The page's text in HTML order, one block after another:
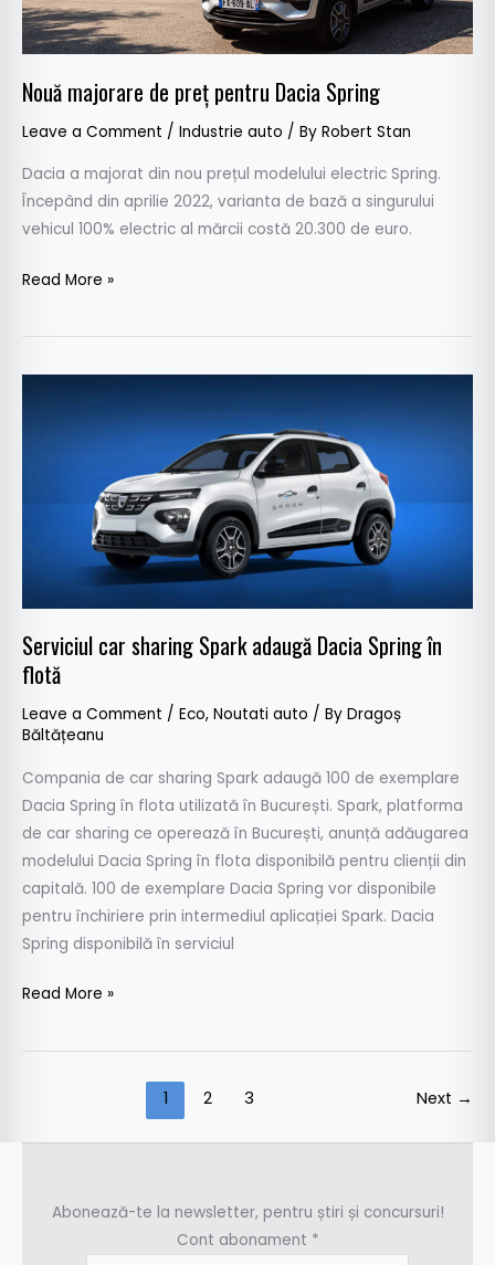
Nouă majorare de preț pentru Dacia Spring
Leave a Comment / Industrie auto / By Robert Stan
Dacia a majorat din nou prețul modelului electric Spring.
Începând din aprilie 2022, varianta de bază a singurului
vehicul 100% electric al mărcii costă 20.300 de euro.
Read More »
Serviciul car sharing Spark adaugă Dacia Spring în
flotă
Leave a Comment / Eco, Noutati auto / By Dragoș
Băltățeanu
Compania de car sharing Spark adaugă 100 de exemplare
Dacia Spring în flota utilizată în București. Spark, platforma
de car sharing ce operează în București, anunță adăugarea
modelului Dacia Spring în flota disponibilă pentru clienții din
capitală. 100 de exemplare Dacia Spring vor disponibile
pentru închiriere prin intermediul aplicației Spark. Dacia
Spring disponibilă în serviciul
flotă
Read More »
1 2 3 Next →
Abonează-te la newsletter, pentru știri și concursuri!
Cont abonament *